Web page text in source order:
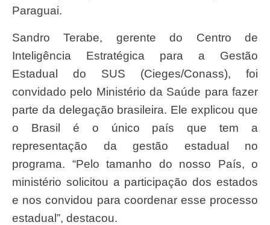
Paraguai.
Sandro Terabe, gerente do Centro de
Inteligência Estratégica para a Gestão
Estadual do SUS (Cieges/Conass), foi
convidado pelo Ministério da Saúde para fazer
parte da delegação brasileira. Ele explicou que
o Brasil é o único país que tem a
representação da gestão estadual no
programa. “Pelo tamanho do nosso País, o
ministério solicitou a participação dos estados
e nos convidou para coordenar esse processo
estadual”, destacou.